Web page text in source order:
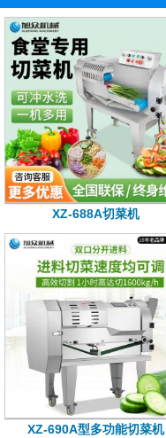
XZ-688A切菜机
XZ-690A型多功能切菜机